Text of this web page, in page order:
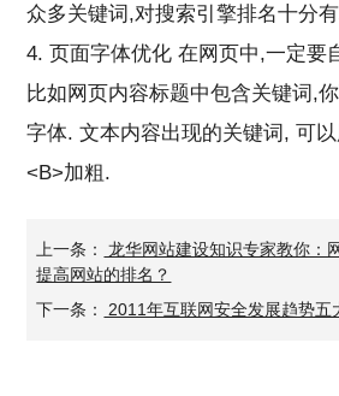
众多关键词,对搜索引擎排名十分有
4. 页面字体优化 在网页中,一定要
比如网页内容标题中包含关键词,
字体. 文本内容出现的关键词, 可
<B>加粗.
上一条：
龙华网站建设知识专家教你：
提高网站的排名？
下一条：
2011年互联网安全发展趋势五